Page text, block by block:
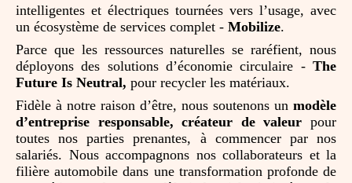
intelligentes et électriques tournées vers l’usage, avec
un écosystème de services complet - Mobilize.
Parce que les ressources naturelles se raréfient, nous
déployons des solutions d’économie circulaire - The
Future Is Neutral, pour recycler les matériaux.
Fidèle à notre raison d’être, nous soutenons un modèle
d’entreprise responsable, créateur de valeur pour
toutes nos parties prenantes, à commencer par nos
salariés. Nous accompagnons nos collaborateurs et la
filière automobile dans une transformation profonde de